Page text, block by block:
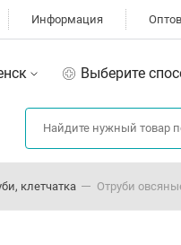
Информация
Выберите
клетчатка Отруби